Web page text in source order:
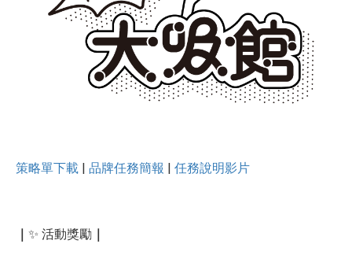
策略單下載 品牌任務簡報 任務說明影片
✨ 活動獎勵